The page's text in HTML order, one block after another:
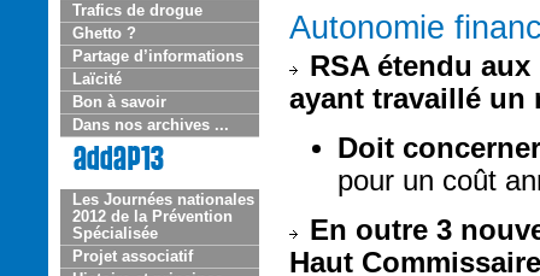
Trafics de drogue
Ghetto ?
Partage d’informations
Laïcité
Bon à savoir
Dans nos archives ...
Les Journées nationales
2012 de la Prévention
Spécialisée
Projet associatif
Autonomie
RSA étendu
ayant travaillé un
Doit
pour un coût
En outre 3
Haut Commissaire